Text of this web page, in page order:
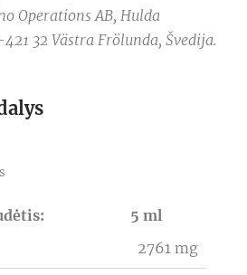
Operations AB, Hulda
32 Västra Frölunda, Švedija.
5 ml
2761 mg